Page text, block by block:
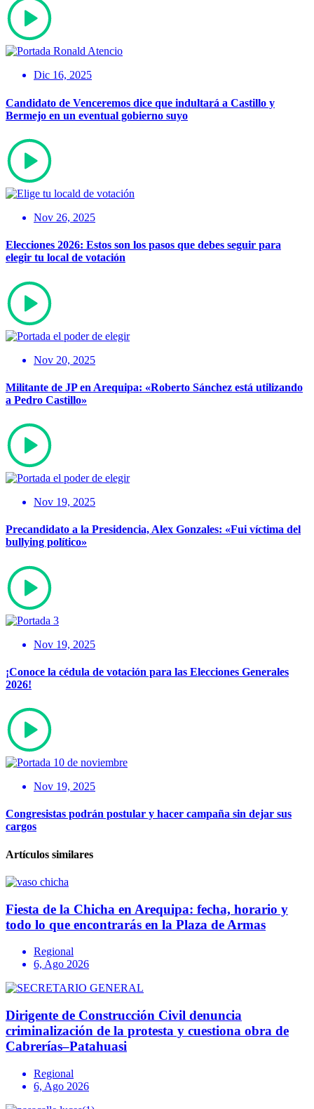
Dic 16, 2025
Candidato de Venceremos dice que indultará a Castillo y
Bermejo en un eventual gobierno suyo
Nov 26, 2025
Elecciones 2026: Estos son los pasos que debes seguir para
elegir tu local de votación
Nov 20, 2025
Militante de JP en Arequipa: «Roberto Sánchez está utilizando
a Pedro Castillo»
Nov 19, 2025
Precandidato a la Presidencia, Alex Gonzales: «Fui víctima del
bullying político»
Nov 19, 2025
¡Conoce la cédula de votación para las Elecciones Generales
2026!
Nov 19, 2025
Congresistas podrán postular y hacer campaña sin dejar sus
cargos
Artículos similares
Fiesta de la Chicha en Arequipa: fecha, horario y
todo lo que encontrarás en la Plaza de Armas
Regional
6, Ago 2026
Dirigente de Construcción Civil denuncia
criminalización de la protesta y cuestiona obra de
Cabrerías–Patahuasi
Regional
6, Ago 2026